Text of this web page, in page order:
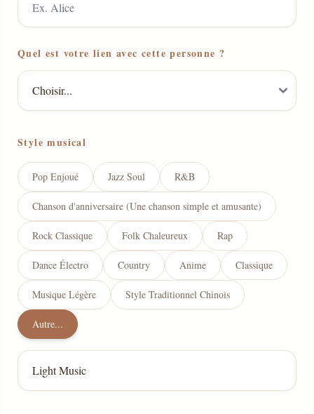
Quel est votre lien avec cette personne ?
Style musical
Pop Enjoué Jazz Soul R&B
Chanson d'anniversaire (Une chanson simple et amusante)
Rock Classique Folk Chaleureux Rap
Dance Électro Country Anime Classique
Musique Légère Style Traditionnel Chinois
Autre...